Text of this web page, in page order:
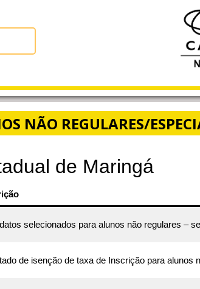
NÃO REGULARES/
de Maringá
selecionados para alunos não regulares –
de isenção de taxa de Inscrição para alunos